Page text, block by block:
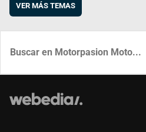
VER MÁS TEMAS